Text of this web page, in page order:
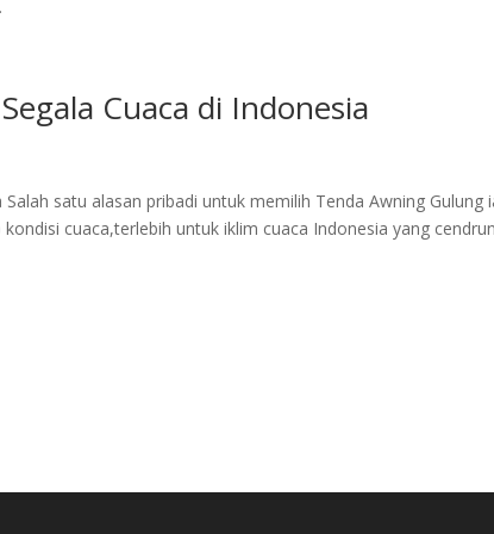
Cuaca di Indonesia
satu alasan pribadi untuk memilih Tenda Awning Gulung
cuaca,terlebih untuk iklim cuaca Indonesia yang